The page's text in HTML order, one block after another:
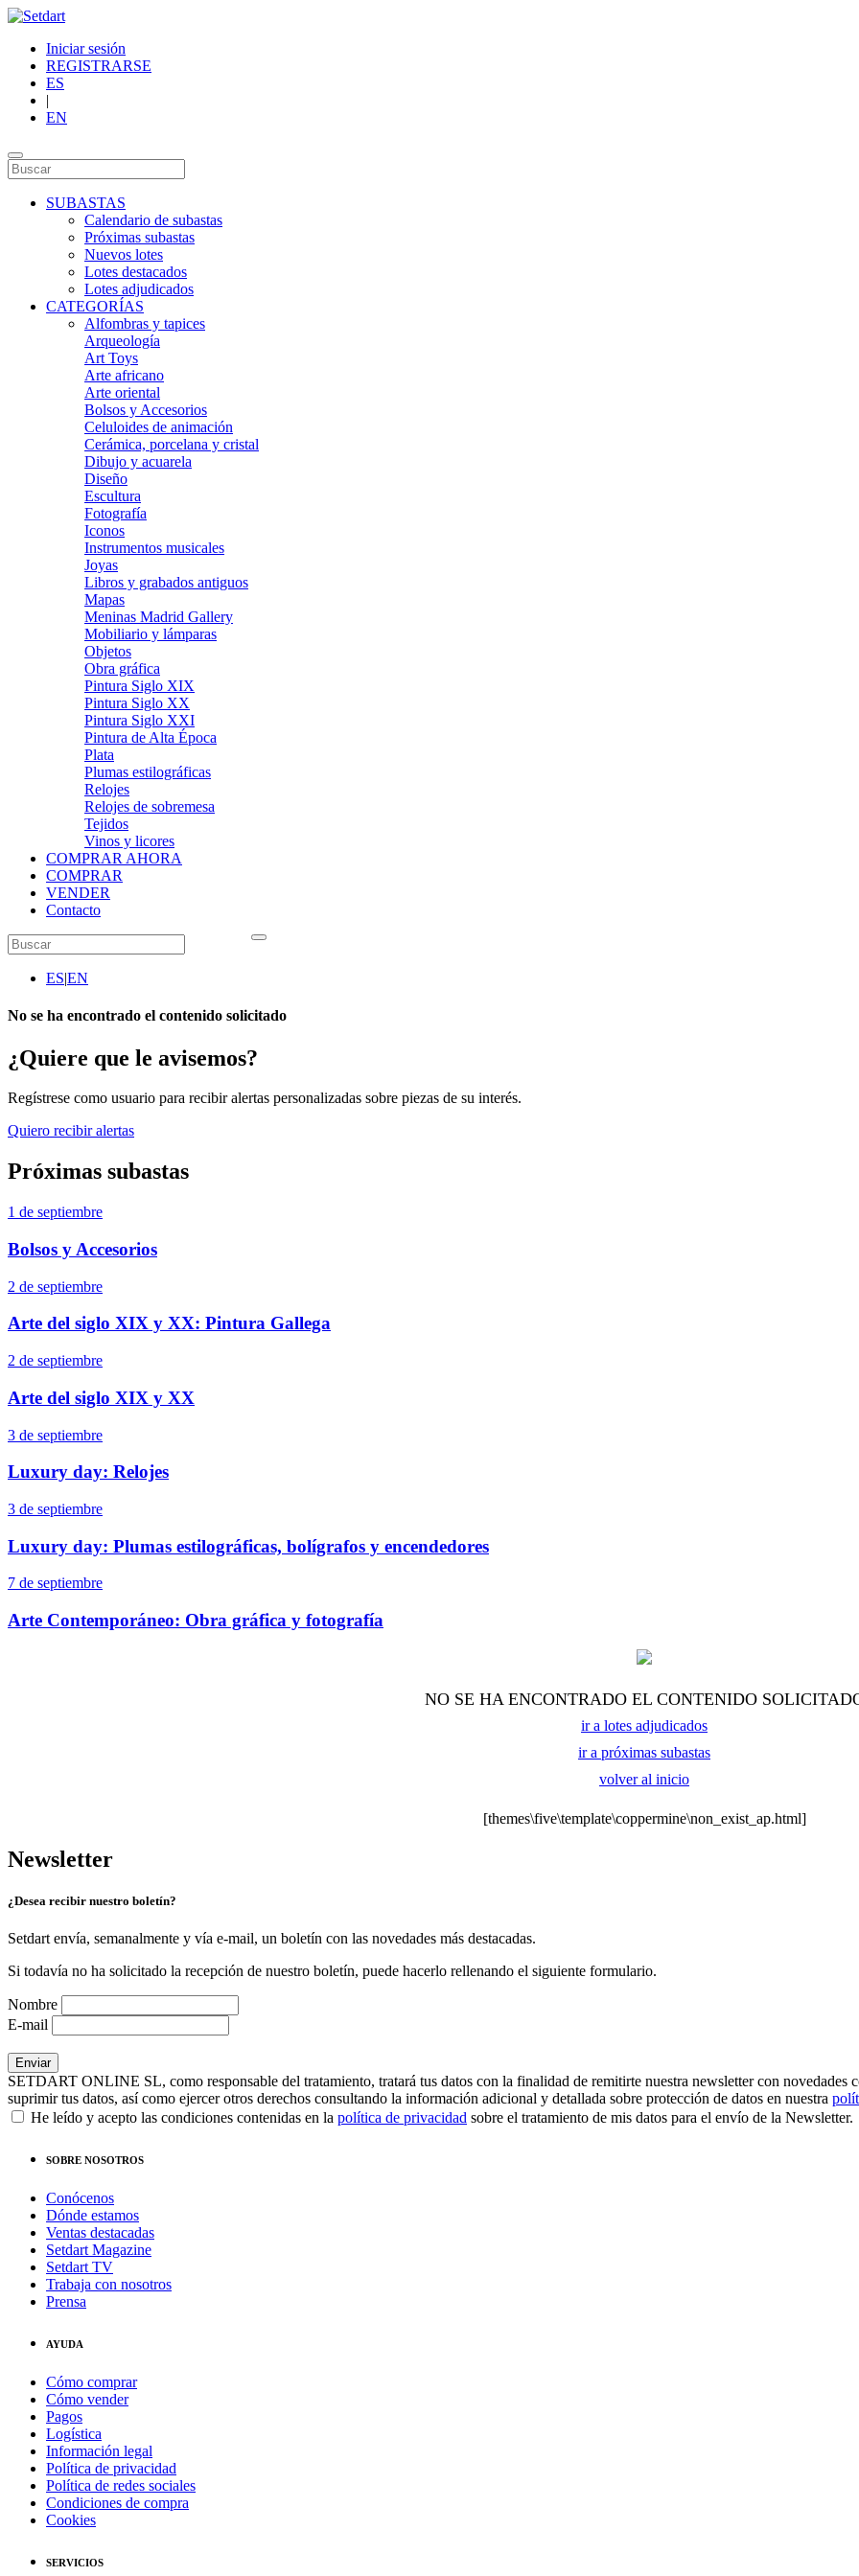
Iniciar sesión
REGISTRARSE
ES
|
EN
SUBASTAS
Calendario de subastas
Próximas subastas
Nuevos lotes
Lotes destacados
Lotes adjudicados
CATEGORÍAS
Alfombras y tapices
Arqueología
Art Toys
Arte africano
Arte oriental
Bolsos y Accesorios
Celuloides de animación
Cerámica, porcelana y cristal
Dibujo y acuarela
Diseño
Escultura
Fotografía
Iconos
Instrumentos musicales
Joyas
Libros y grabados antiguos
Mapas
Meninas Madrid Gallery
Mobiliario y lámparas
Objetos
Obra gráfica
Pintura Siglo XIX
Pintura Siglo XX
Pintura Siglo XXI
Pintura de Alta Época
Plata
Plumas estilográficas
Relojes
Relojes de sobremesa
Tejidos
Vinos y licores
COMPRAR AHORA
COMPRAR
VENDER
Contacto
ES|EN
No se ha encontrado el contenido solicitado
¿Quiere que le avisemos?
Regístrese como usuario para recibir alertas personalizadas sobre piezas de su interés.
Quiero recibir alertas
Próximas subastas
1 de septiembre
Bolsos y Accesorios
2 de septiembre
Arte del siglo XIX y XX: Pintura Gallega
2 de septiembre
Arte del siglo XIX y XX
3 de septiembre
Luxury day: Relojes
3 de septiembre
Luxury day: Plumas estilográficas, bolígrafos y encendedores
7 de septiembre
Arte Contemporáneo: Obra gráfica y fotografía
NO SE HA ENCONTRADO EL CONTENIDO
ir a lotes adjudicados
ir a próximas subastas
volver al inicio
[themes\five\template\coppermine\non_exist_ap.html]
Newsletter
¿Desea recibir nuestro boletín?
Setdart envía, semanalmente y vía e-mail, un boletín con las novedades más destacadas.
Si todavía no ha solicitado la recepción de nuestro boletín, puede hacerlo rellenando el siguiente formulario.
Nombre
E-mail
SETDART ONLINE SL, como responsable del tratamiento, tratará tus datos con la finalidad de remitirte nuestra newsletter con novedades
suprimir tus datos, así como ejercer otros derechos consultando la información adicional y detallada sobre protección de datos en nuestra
He leído y acepto las condiciones contenidas en la política de privacidad sobre el tratamiento de mis datos para el envío de la Newsletter.
SOBRE NOSOTROS
Conócenos
Dónde estamos
Ventas destacadas
Setdart Magazine
Setdart TV
Trabaja con nosotros
Prensa
AYUDA
Cómo comprar
Cómo vender
Pagos
Logística
Información legal
Política de privacidad
Política de redes sociales
Condiciones de compra
Cookies
SERVICIOS